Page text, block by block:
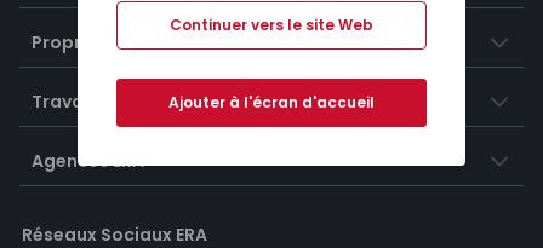
Propriétés
Travailler chez ERA
Agences ERA
Réseaux Sociaux ERA
Continuer vers le site Web
Ajouter à l'écran d'accueil